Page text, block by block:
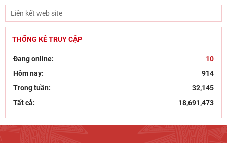
THỐNG KÊ TRUY CẬP
Đang online:
10
Hôm nay:
914
Trong tuần:
32,145
Tất cả:
18,691,473